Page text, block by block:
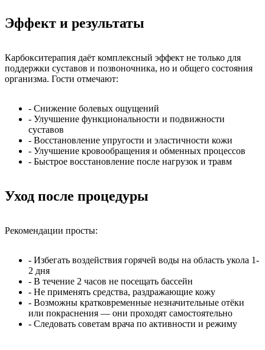
Эффект и результаты
Карбокситерапия даёт комплексный эффект не только для
поддержки суставов и позвоночника, но и общего состояния
организма. Гости отмечают:
- Снижение болевых ощущений
- Улучшение функциональности и подвижности
суставов
- Восстановление упругости и эластичности кожи
- Улучшение кровообращения и обменных процессов
- Быстрое восстановление после нагрузок и травм
Уход после процедуры
Рекомендации просты:
- Избегать воздействия горячей воды на область укола 1-
2 дня
- В течение 2 часов не посещать бассейн
- Не применять средства, раздражающие кожу
- Возможны кратковременные незначительные отёки
или покраснения — они проходят самостоятельно
- Следовать советам врача по активности и режиму